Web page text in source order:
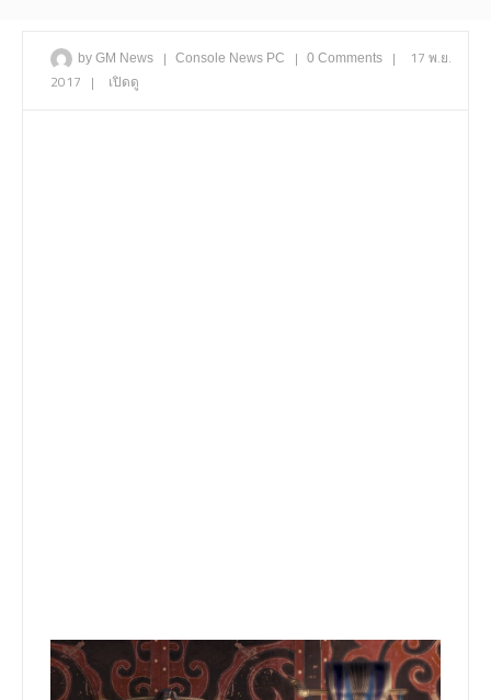
by GM News | Console News PC | 0 Comments |
17 พ.ย.
2017 | เปิดดู